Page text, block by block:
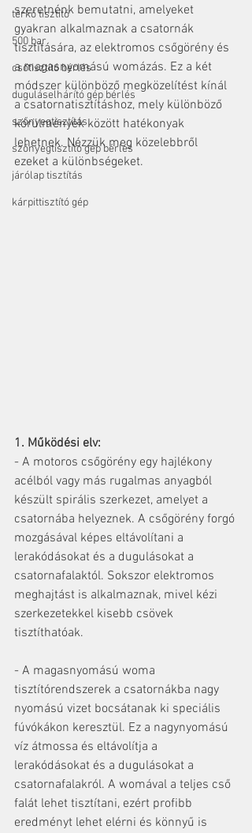
térkő tisztító
500 bar
csőtisztító bérlés
duguláselhárító gép bérlés
szőnyegtisztítás
szőnyegtisztító gép bérlés
járólap tisztítás
kárpittisztító gép
szeretnénk bemutatni, amelyeket
gyakran alkalmaznak a csatornák
tisztítására, az elektromos csőgörény és
a magasnyomású womázás. Ez a két
módszer különböző megközelítést kínál
a csatornatisztításhoz, mely különböző
körülmények között hatékonyak
lehetnek. Nézzük meg közelebbről
ezeket a különbségeket.
1. Működési elv:
- A motoros csőgörény egy hajlékony
acélból vagy más rugalmas anyagból
készült spirális szerkezet, amelyet a
csatornába helyeznek. A csőgörény forgó
mozgásával képes eltávolítani a
lerakódásokat és a dugulásokat a
csatornafalaktól. Sokszor elektromos
meghajtást is alkalmaznak, mivel kézi
szerkezetekkel kisebb csövek
tisztíthatóak.
- A magasnyomású woma
tisztítórendszerek a csatornákba nagy
nyomású vizet bocsátanak ki speciális
fúvókákon keresztül. Ez a nagynyomású
víz átmossa és eltávolítja a
lerakódásokat és a dugulásokat a
csatornafalakról. A womával a teljes cső
falát lehet tisztítani, ezért profibb
eredményt lehet elérni és könnyű is